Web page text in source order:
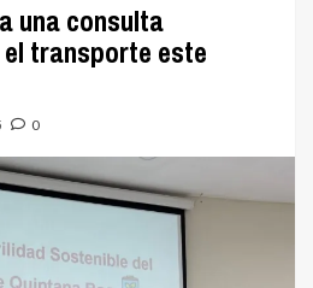
una consulta
transporte este
0